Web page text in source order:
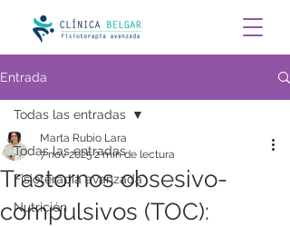
Entrada
Todas las entradas
Fisioterapia avanzada
Nutrición
Todas las entradas
Trastornos obsesivo-
compulsivos (TOC):
Marta Rubio Lara
7 nov 20252 min de lectura